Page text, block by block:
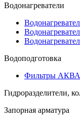
Водонагреватели
Водоподготовка
Фильтры
Гидроразделители,
Запорная арматура